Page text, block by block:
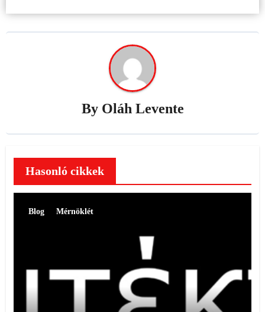
By Oláh Levente
Hasonló cikkek
Blog Mérnöklét